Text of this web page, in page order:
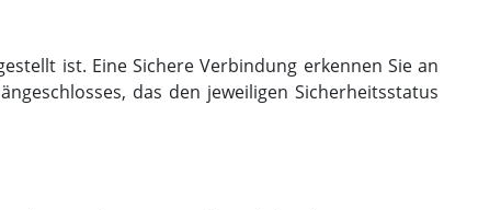
ist. Eine Sichere Verbindung erkennen Sie an
das den jeweiligen Sicherheitsstatus